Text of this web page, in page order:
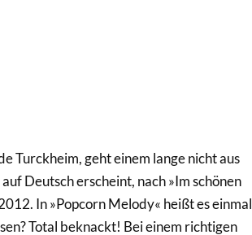
Turckheim, geht einem lange nicht aus
Deutsch erscheint, nach »Im schönen
In »Popcorn Melody« heißt es einmal
Total beknackt! Bei einem richtigen